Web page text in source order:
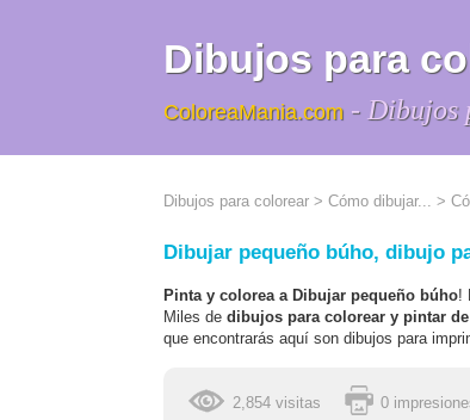
Dibujos para
ColoreaMania.com - Dibujos
Dibujos para colorear > Cómo dibujar... >
Dibujar pequeño búho, dibujo
Pinta y colorea a Dibujar pequeño búho!
Miles de dibujos para colorear y pintar
que encontrarás aquí son dibujos para
2,854 visitas 0